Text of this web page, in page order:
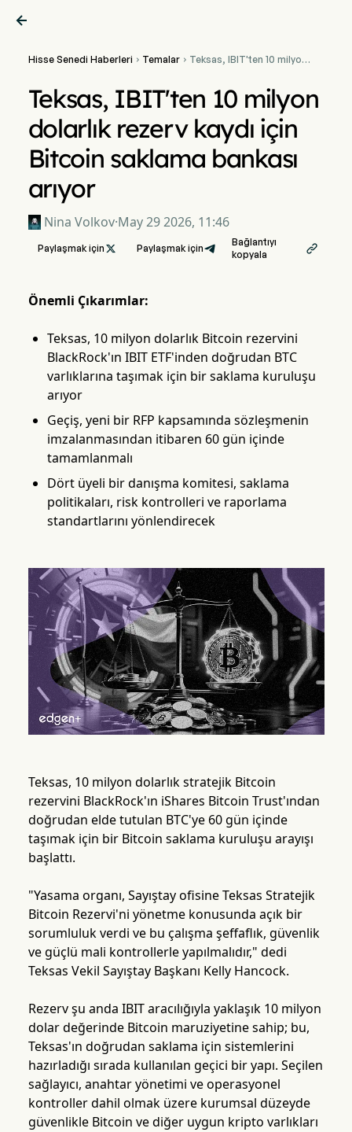

Hisse Senedi Haberleri  Temalar Teksas, IBIT'ten 10 milyon
arıyor
Teksas, IBIT'ten 10 milyon
dolarlık rezerv kaydı için
Bitcoin saklama bankası
arıyor
Nina Volkov·May 29 2026, 11:46
Paylaşmak için  Paylaşmak için
Bağlantıyı
kopyala

Önemli Çıkarımlar:
Teksas, 10 milyon dolarlık Bitcoin rezervini
BlackRock'ın IBIT ETF'inden doğrudan BTC
varlıklarına taşımak için bir saklama kuruluşu
arıyor
Geçiş, yeni bir RFP kapsamında sözleşmenin
imzalanmasından itibaren 60 gün içinde
tamamlanmalı
Dört üyeli bir danışma komitesi, saklama
politikaları, risk kontrolleri ve raporlama
standartlarını yönlendirecek
Teksas, 10 milyon dolarlık stratejik Bitcoin
rezervini BlackRock'ın iShares Bitcoin Trust'ından
doğrudan elde tutulan BTC'ye 60 gün içinde
taşımak için bir Bitcoin saklama kuruluşu arayışı
başlattı.
"Yasama organı, Sayıştay ofisine Teksas Stratejik
Bitcoin Rezervi'ni yönetme konusunda açık bir
sorumluluk verdi ve bu çalışma şeffaflık, güvenlik
ve güçlü mali kontrollerle yapılmalıdır," dedi
Teksas Vekil Sayıştay Başkanı Kelly Hancock.
Rezerv şu anda IBIT aracılığıyla yaklaşık 10 milyon
dolar değerinde Bitcoin maruziyetine sahip; bu,
Teksas'ın doğrudan saklama için sistemlerini
hazırladığı sırada kullanılan geçici bir yapı. Seçilen
sağlayıcı, anahtar yönetimi ve operasyonel
kontroller dahil olmak üzere kurumsal düzeyde
güvenlikle Bitcoin ve diğer uygun kripto varlıkları